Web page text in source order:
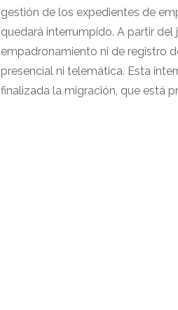
gestión de los expedientes de
quedará interrumpido. A partir del
empadronamiento ni de registro
presencial ni telemática. Esta
finalizada la migración, que está